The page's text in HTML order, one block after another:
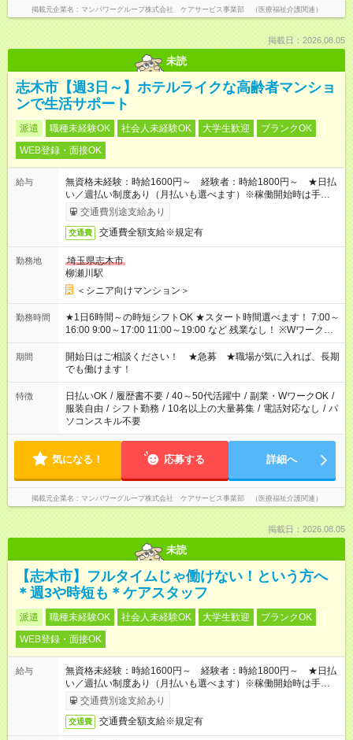
掲載元企業名 マンパワーグループ株式会社 ケアサービス事業部 （医療福祉介護関連）
掲載日：2026.08.05
未読
志木市【週3日～】ホテルライクな高齢者マンショ
ンで生活サポート
派遣 職種未経験OK 社会人未経験OK 大学生歓迎
ブランクOK
WEB登録・面接OK
給与
無資格未経験：時給1600円～ 経験者：時給1800円～ ★日払
い／週払い制度あり（月払いも選べます）※稼働開始時は手続き
完了次第のお支払いとなります。
交通費別途支給あり
交通費 交通費全額支給※規定有
勤務地
埼玉県志木市
柳瀬川駅
＜シニア向けマンション＞
勤務時間
★1日6時間～の時短シフトOK ★スタート時間選べます！ 7:00～
16:00 9:00～17:00 11:00～19:00 など 残業なし！ ※Wワークの
場合、他のお仕事と合わせ週40時間超の就業はご案内できませ
ん ※法令に基づき、週20時間以上勤務は社会保険への加入対象
となります ※労働者派遣法（日雇い派遣の原則禁止）により、
短時間・短期間の就業はご案内が難しい場合があります
期間
開始日はご相談ください！ ★急募 ★職場が気に入れば、長期
でも働けます！
特徴 日払いOK / 履歴書不要 / 40～50代活躍中 / 副業・WワークOK /
服装自由 / シフト勤務 / 10名以上の大量募集 / 電話対応なし / パ
ソコンスキル不要
気になる！ 応募する 詳細へ
掲載元企業名 マンパワーグループ株式会社 ケアサービス事業部 （医療福祉介護関連）
掲載日：2026.08.05
未読
【志木市】フルタイムじゃ働けない！という方へ
＊週3や時短も＊ケアスタッフ
派遣 職種未経験OK 社会人未経験OK 大学生歓迎
ブランクOK
WEB登録・面接OK
給与
無資格未経験：時給1600円～ 経験者：時給1800円～ ★日払
い／週払い制度あり（月払いも選べます）※稼働開始時は手続き
完了次第のお支払いとなります。
交通費別途支給あり
交通費 交通費全額支給※規定有